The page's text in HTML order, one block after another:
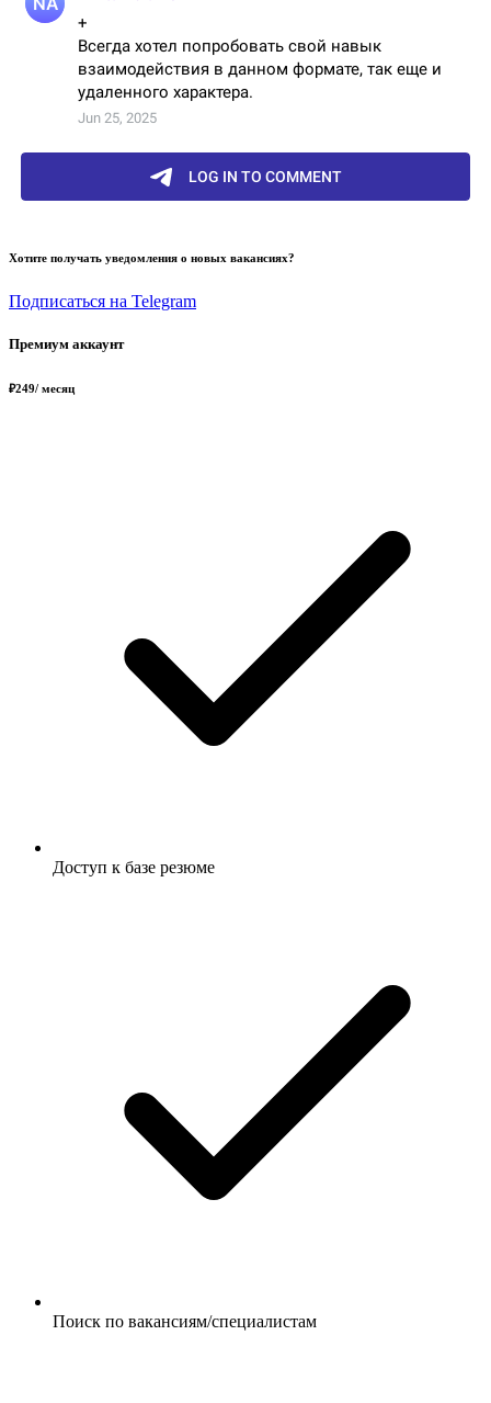
Хотите получать уведомления о новых вакансиях?
Подписаться на Telegram
Премиум аккаунт
₽249/ месяц
Доступ к базе резюме
Поиск по вакансиям/специалистам